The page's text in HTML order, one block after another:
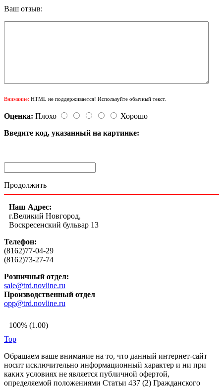
Ваш отзыв:
Внимание: HTML не поддерживается! Используйте обычный текст.
Оценка: Плохо
Хорошо
Введите код, указанный на картинке:
Продолжить
Наш Адрес:
г.Великий Новгород,
Воскресенский бульвар 13
Телефон:
(8162)77-04-29
(8162)73-27-74
Розничный отдел:
sale@trd.novline.ru
Производственный отдел
opp@trd.novline.ru
100% (1.00)
Top
Обращаем ваше внимание на то, что данный интернет-сайт
носит исключительно информационный характер и ни при
каких условиях не является публичной офертой,
определяемой положениями Статьи 437 (2) Гражданского